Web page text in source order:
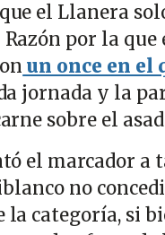
el Llanera
por la
un once en el
jornada y la
sobre el
el marcador a
no
la categoría, si